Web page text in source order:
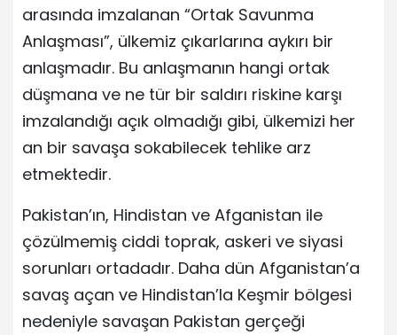
arasında imzalanan “Ortak Savunma
Anlaşması”, ülkemiz çıkarlarına aykırı bir
anlaşmadır. Bu anlaşmanın hangi ortak
düşmana ve ne tür bir saldırı riskine karşı
imzalandığı açık olmadığı gibi, ülkemizi her
an bir savaşa sokabilecek tehlike arz
etmektedir.
Pakistan’ın, Hindistan ve Afganistan ile
çözülmemiş ciddi toprak, askeri ve siyasi
sorunları ortadadır. Daha dün Afganistan’a
savaş açan ve Hindistan’la Keşmir bölgesi
nedeniyle savaşan Pakistan gerçeği